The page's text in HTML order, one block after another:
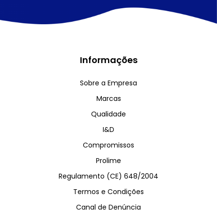
Informações
Sobre a Empresa
Marcas
Qualidade
I&D
Compromissos
Prolime
Regulamento (CE) 648/2004
Termos e Condições
Canal de Denúncia